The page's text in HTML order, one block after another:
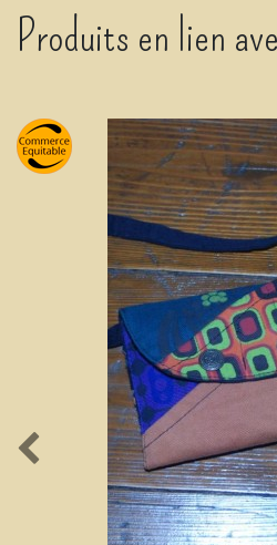
Produits en lien